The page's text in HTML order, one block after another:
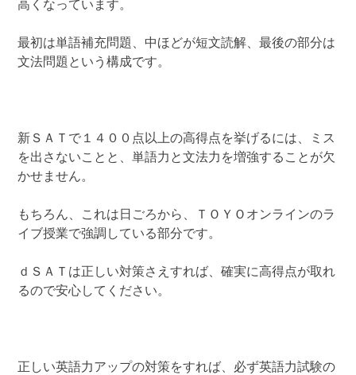
高くなっています。
最初は単語補充問題、中ほどが短文読解、最後の部分は
文法問題という構成です。
新ＳＡＴで１４００点以上の高得点を挙げるには、ミス
を出さないことと、単語力と文法力を増強することが欠
かせません。
もちろん、これは日ごろから、ＴＯＹＯオンラインのラ
イブ授業で強調している部分です。
ｄＳＡＴは正しい対策さえすれば、確実に高得点が取れ
るので安心してください。
正しい英語力アップの対策をすれば、必ず英語力試験の